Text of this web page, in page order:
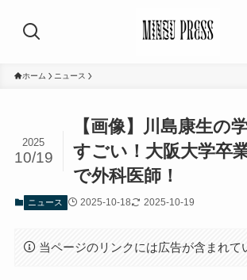
ホーム ニュース
【画像】川島康生の
すごい！大阪大学卒
で外科医師！
2025
10/19
ニュース 2025-10-18 2025-10-19
当ページのリンクには広告が含まれて